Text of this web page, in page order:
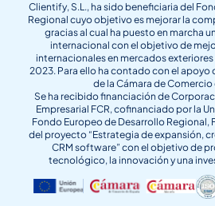
Clientify, S.L., ha sido beneficiaria del
Regional cuyo objetivo es mejorar la
gracias al cual ha puesto en marcha
internacional con el objetivo de
internacionales en mercados
2023. Para ello ha contado con el
de la Cámara de Comercio
Se ha recibido financiación de
Empresarial FCR, cofinanciado por la
Fondo Europeo de Desarrollo Regional,
del proyecto “Estrategia de expansión,
CRM software” con el objetivo de
tecnológico, la innovación y una